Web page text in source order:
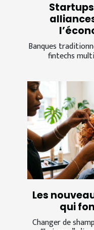
Banques
fintechs
Les
qui
Changer de